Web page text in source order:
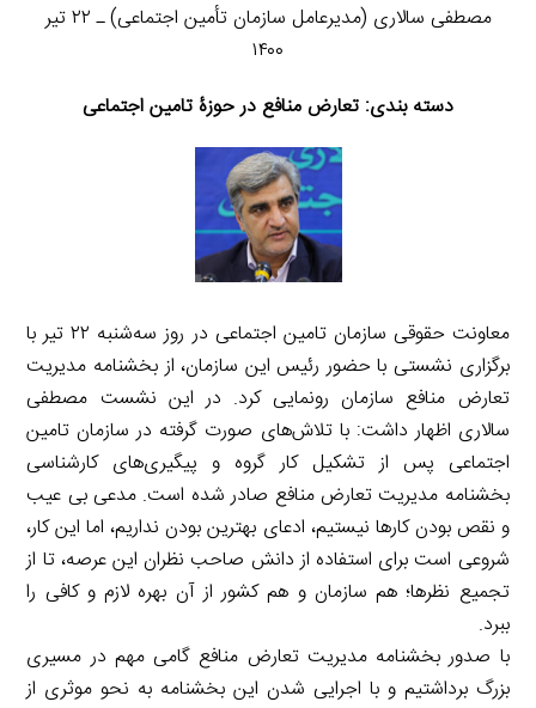
مصطفی سالاری (مدیرعامل سازمان تأمین اجتماعی) ـ ۲۲ تیر
۱۴۰۰
دسته بندی: تعارض منافع در حوزۀ تامین اجتماعی
معاونت حقوقی سازمان تامین اجتماعی در روز سه‌شنبه ۲۲ تیر با
برگزاری نشستی با حضور رئیس این سازمان، از بخشنامه مدیریت
تعارض منافع سازمان رونمایی کرد. در این نشست مصطفی
سالاری اظهار داشت: با تلاش‌های صورت گرفته در سازمان تامین
اجتماعی پس از تشکیل کار گروه و پیگیری‌های کارشناسی
بخشنامه مدیریت تعارض منافع صادر شده است. مدعی بی عیب
و نقص بودن کار‌ها نیستیم، ادعای بهترین بودن نداریم، اما این کار،
شروعی است برای استفاده از دانش صاحب نظران این عرصه، تا از
تجمیع نظرها؛ هم سازمان و هم کشور از آن بهره لازم و کافی را
ببرد.
با صدور بخشنامه مدیریت تعارض منافع گامی مهم در مسیری
بزرگ برداشتیم و با اجرایی شدن این بخشنامه به نحو موثری از